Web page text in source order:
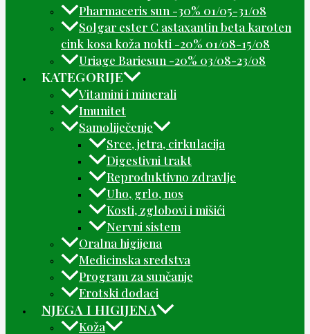
Pharmaceris sun -30% 01/05-31/08
Solgar ester C astaxantin beta karoten
cink kosa koža nokti -20% 01/08-15/08
Uriage Bariesun -20% 03/08-23/08
KATEGORIJE
Vitamini i minerali
Imunitet
Samoliječenje
Srce, jetra, cirkulacija
Digestivni trakt
Reproduktivno zdravlje
Uho, grlo, nos
Kosti, zglobovi i mišići
Nervni sistem
Oralna higijena
Medicinska sredstva
Program za sunčanje
Erotski dodaci
NJEGA I HIGIJENA
Koža